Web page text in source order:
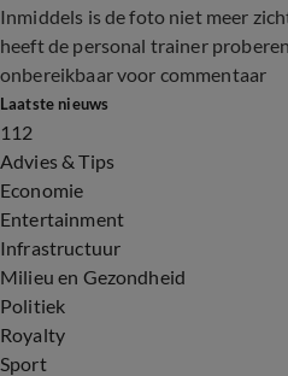
Inmiddels is de foto niet meer
heeft de personal trainer
onbereikbaar voor commentaar
Laatste nieuws
112
Advies & Tips
Economie
Entertainment
Infrastructuur
Milieu en Gezondheid
Politiek
Royalty
Sport